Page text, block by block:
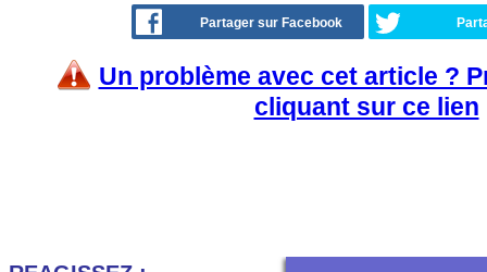
Partager sur Facebook
Un problème avec cet article ?
cliquant sur ce lien